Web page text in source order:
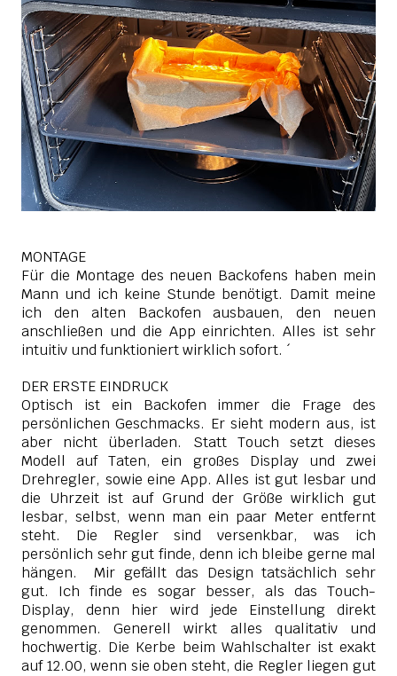
MONTAGE
Für die Montage des neuen Backofens haben mein
Mann und ich keine Stunde benötigt. Damit meine
ich den alten Backofen ausbauen, den neuen
anschließen und die App einrichten. Alles ist sehr
intuitiv und funktioniert wirklich sofort. ´
DER ERSTE EINDRUCK
Optisch ist ein Backofen immer die Frage des
persönlichen Geschmacks. Er sieht modern aus, ist
aber nicht überladen.
Statt Touch setzt dieses
Modell auf Taten, ein großes Display und zwei
Drehregler, sowie eine App. Alles ist gut lesbar und
die Uhrzeit ist auf Grund der Größe wirklich gut
lesbar, selbst, wenn man ein paar Meter entfernt
steht. Die Regler sind versenkbar, was ich
persönlich sehr gut finde, denn ich bleibe gerne mal
hängen.
Mir gefällt das Design tatsächlich sehr
gut. Ich finde es sogar besser, als das Touch-
Display, denn hier wird jede Einstellung direkt
genommen. Generell wirkt alles qualitativ und
hochwertig. Die Kerbe beim Wahlschalter ist exakt
auf 12.00, wenn sie oben steht, die Regler liegen gut